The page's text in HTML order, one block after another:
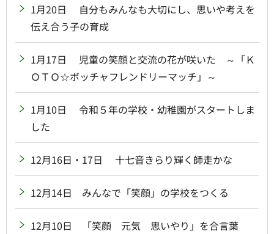
1月20日 自分もみんなも大切にし、思いや考えを
伝え合う子の育成
1月17日 児童の笑顔と交流の花が咲いた ～「Ｋ
ＯＴＯ☆ボッチャフレンドリーマッチ」～
1月10日 令和５年の学校・幼稚園がスタートしま
した
12月16日・17日 十七音きらり輝く師走かな
12月14日 みんなで「笑顔」の学校をつくる
12月10日 「笑顔 元気 思いやり」を合言葉